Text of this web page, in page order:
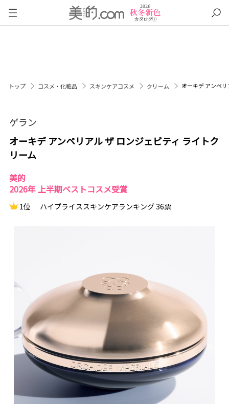
トップ コスメ・化粧品 スキンケアコスメ クリーム オーキデ アンペ
ゲラン
オーキデ アンペリアル ザ ロンジェビティ ライトク
リーム
美的
2026年 上半期ベストコスメ受賞
1位 ハイプライススキンケアランキング 36票